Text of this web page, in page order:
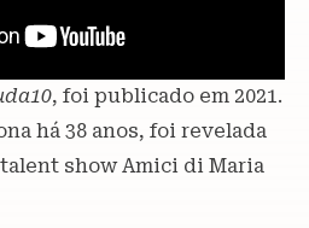
, foi publicado em 2021.
há 38 anos, foi revelada
show Amici di Maria